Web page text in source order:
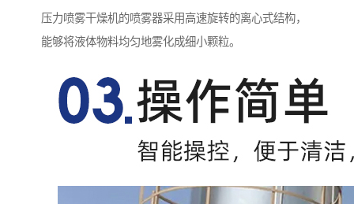
压力喷雾干燥机的喷雾器采用高速旋转的离心式结构，
能够将液体物料均匀地雾化成细小颗粒。